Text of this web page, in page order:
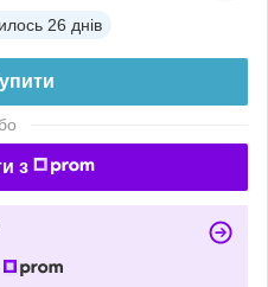
26 днів
з